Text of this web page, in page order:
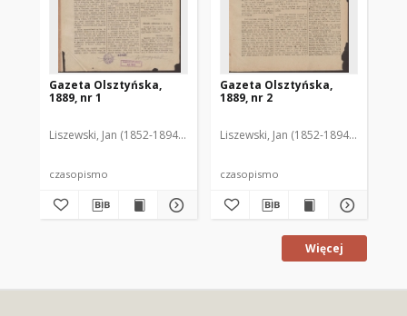
Gazeta Olsztyńska,
1889, nr 1
Liszewski, Jan (1852-1894). Red.
czasopismo
Gazeta Olsztyńska,
1889, nr 2
Liszewski, Jan (1852-1894). Red.
czasopismo
Więcej